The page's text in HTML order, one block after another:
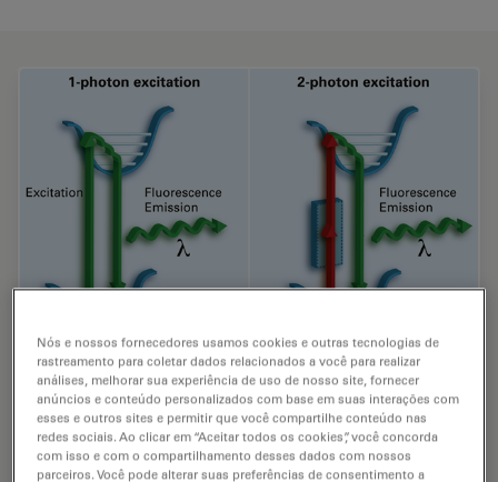
Diagrama de energia
Diagrama de energia de fluorescência com excitação
com 1 fóton e 2 fótons
Nós e nossos fornecedores usamos cookies e outras tecnologias de
rastreamento para coletar dados relacionados a você para realizar
análises, melhorar sua experiência de uso de nosso site, fornecer
anúncios e conteúdo personalizados com base em suas interações com
esses e outros sites e permitir que você compartilhe conteúdo nas
redes sociais. Ao clicar em “Aceitar todos os cookies”, você concorda
com isso e com o compartilhamento desses dados com nossos
parceiros. Você pode alterar suas preferências de consentimento a